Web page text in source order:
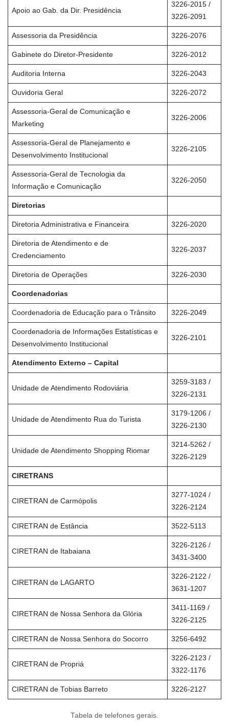
Apoio ao Gab. da Dir. Presidência
3226-2015 /
3226-2091
Assessoria da Presidência 3226-2076
Gabinete do Diretor-Presidente 3226-2012
Auditoria Interna 3226-2043
Ouvidoria Geral 3226-2072
Assessoria-Geral de Comunicação e
Marketing
3226-2006
Assessoria-Geral de Planejamento e
Desenvolvimento Institucional
3226-2105
Assessoria-Geral de Tecnologia da
Informação e Comunicação
3226-2050
Diretorias
Diretoria Administrativa e Financeira 3226-2020
Diretoria de Atendimento e de
Credenciamento
3226-2037
Diretoria de Operações 3226-2030
Coordenadorias
Coordenadoria de Educação para o Trânsito 3226-2049
Coordenadoria de Informações Estatísticas e
Desenvolvimento Institucional
3226-2101
Atendimento Externo – Capital
Unidade de Atendimento Rodoviária
3259-3183 /
3226-2131
Unidade de Atendimento Rua do Turista
3179-1206 /
3226-2130
Unidade de Atendimento Shopping Riomar
3214-5262 /
3226-2129
CIRETRANS
CIRETRAN de Carmópolis
3277-1024 /
3226-2124
CIRETRAN de Estância 3522-5113
CIRETRAN de Itabaiana
3226-2126 /
3431-3400
CIRETRAN de LAGARTO
3226-2122 /
3631-1207
CIRETRAN de Nossa Senhora da Glória
3411-1169 /
3226-2125
CIRETRAN de Nossa Senhora do Socorro 3256-6492
CIRETRAN de Propriá
3226-2123 /
3322-1176
CIRETRAN de Tobias Barreto 3226-2127
Tabela de telefones gerais.